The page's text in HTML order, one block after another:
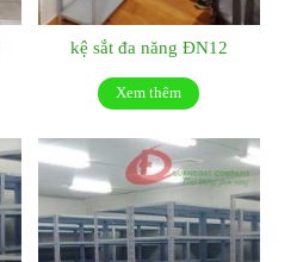
kệ sắt đa năng ĐN12
Xem thêm